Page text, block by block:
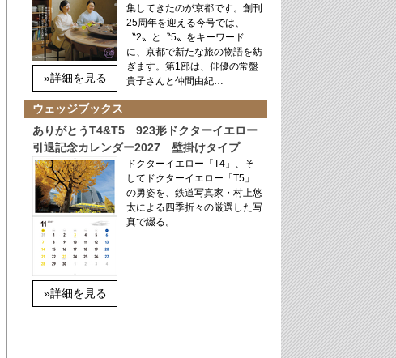
»詳細を見る
集してきたのが京都です。創刊
25周年を迎える今号では、
〝2〟と〝5〟をキーワード
に、京都で新たな旅の物語を紡
ぎます。第1部は、俳優の常盤
貴子さんと仲間由紀…
ウェッジブックス
ありがとうT4&T5 923形ドクターイエロー
引退記念カレンダー2027 壁掛けタイプ
»詳細を見る
ドクターイエロー「T4」、そ
してドクターイエロー「T5」
の勇姿を、鉄道写真家・村上悠
太による四季折々の厳選した写
真で綴る。